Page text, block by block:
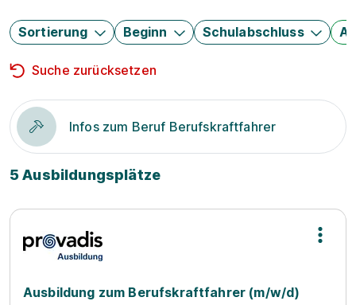
Sortierung Beginn Schulabschluss
Suche zurücksetzen
Infos zum Beruf Berufskraftfahrer
5 Ausbildungsplätze
Ausbildung zum Berufskraftfahrer (m/w/d)